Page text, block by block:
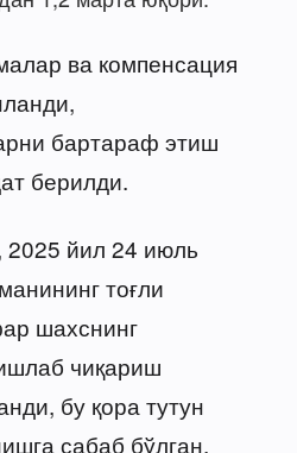
ва компенсация
бартараф этиш
берилди.
2025 йил 24 июль
тоғли
шахснинг
чиқариш
бу қора тутун
сабаб бўлган.